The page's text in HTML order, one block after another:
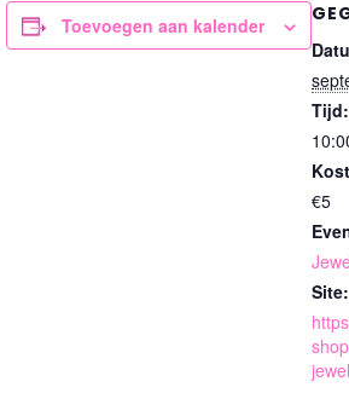
Toevoegen aan kalender
Tijd:
€5
Site: